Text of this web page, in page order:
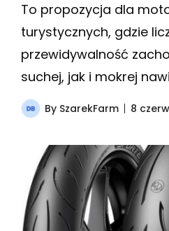
To propozycja dla
turystycznych, gdzie
przewidywalność
suchej, jak i mokrej
By SzarekFarm 8